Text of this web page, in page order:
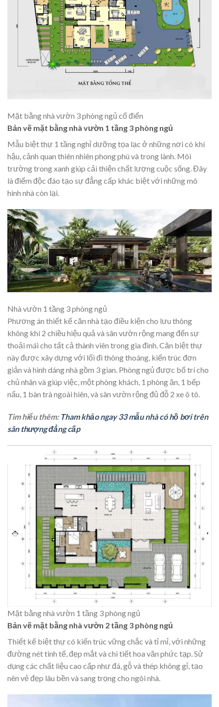
Mặt bằng nhà vườn 3 phòng ngủ cổ điển
Bản vẽ mặt bằng nhà vườn 1 tầng 3 phòng ngủ
Mẫu biệt thự 1 tầngnghỉ dưỡng tọa lạc ở những nơi có khí
hậu, cảnh quan thiên nhiên phong phú và trong lành. Môi
trường trong xanh giúp cải thiện chất lượng cuộc sống. Đây
là điểm độc đáo tạo sự đẳng cấp khác biệt với những mô
hình nhà còn lại.
Nhà vườn 1 tầng 3 phòng ngủ
Phương án thiết kế căn nhà tạo điều kiện cho lưu thông
không khí 2 chiều hiệu quả và sân vườn rộng mang đến sự
thoải mái cho tất cả thành viên trong gia đình. Căn biệt thự
này được xây dựng với lối đi thông thoáng, kiến trúc đơn
giản và hình dáng nhà gồm 3 gian. Phòng ngủ được bố trí cho
chủ nhân và giúp việc, một phòng khách, 1 phòng ăn, 1 bếp
nấu, 1 bàn trà ngoài hiên, và sân vườn rộng đủ đỗ 2 xe ô tô.
Tìm hiểu thêm: Tham khảo ngay 33 mẫu nhà có hồ bơi trên
sân thượng đẳng cấp
Mặt bằng nhà vườn 1 tầng 3 phòng ngủ
Bản vẽ mặt bằng nhà vườn 2 tầng 3 phòng ngủ
Thiết kế biệt thự có kiến trúc vững chắc và tỉ mỉ, với những
đường nét tinh tế, đẹp mắt và chi tiết hoa văn phức tạp. Sử
dụng các chất liệu cao cấp như đá, gỗ và thép không gỉ, tạo
nên vẻ đẹp lâu bền và sang trọng cho ngôi nhà.